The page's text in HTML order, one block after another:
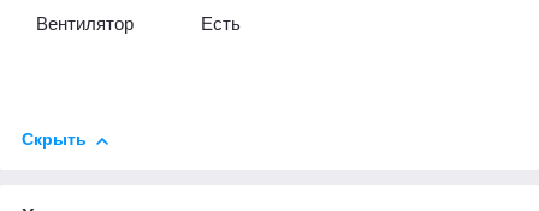
Вентилятор Есть
Скрыть